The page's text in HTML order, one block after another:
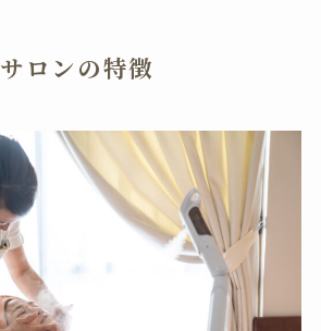
サロンの特徴